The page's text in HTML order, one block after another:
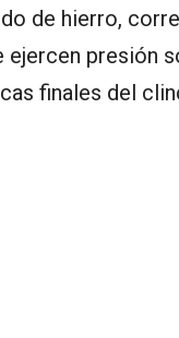
de hierro,
presión
finales del